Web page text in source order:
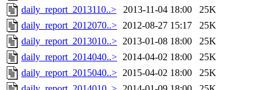
daily_report_2013110..>
2013-11-04 18:00
25K
daily_report_2012070..> 2012-08-27 15:17
25K
daily_report_2013010..> 2013-01-08 18:00
25K
daily_report_2014040..> 2014-04-02 18:00
25K
daily_report_2015040..> 2015-04-02 18:00
25K